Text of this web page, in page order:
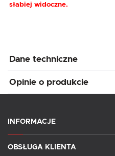
słabiej widoczne.
Dane techniczne
Opinie o produkcie
INFORMACJE
OBSŁUGA KLIENTA